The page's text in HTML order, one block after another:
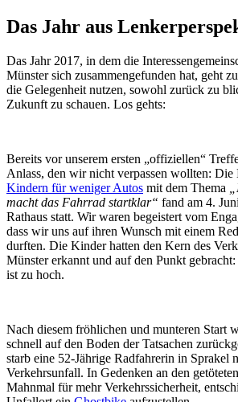
Das Jahr aus
Das Jahr 2017, in dem die
Münster sich zusammengefunden hat, geht
die Gelegenheit nutzen, sowohl zurück zu
Zukunft zu schauen. Los gehts:
Bereits vor unserem ersten „offiziellen“
Anlass, den wir nicht verpassen wollten: Die
Kindern für weniger Autos mit dem Thema
macht das Fahrrad startklar“ fand am 4.
Rathaus statt. Wir waren begeistert vom
dass wir uns auf ihren Wunsch mit einem
durften. Die Kinder hatten den Kern des
Münster erkannt und auf den Punkt
ist zu hoch.
Nach diesem fröhlichen und munteren Start
schnell auf den Boden der Tatsachen
starb eine 52-Jährige Radfahrerin in Sprakel
Verkehrsunfall. In Gedenken an den
Mahnmal für mehr Verkehrssicherheit,